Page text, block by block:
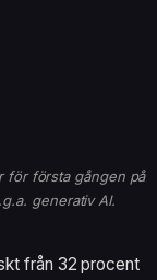
för första gången på
generativ AI.
från 32 procent